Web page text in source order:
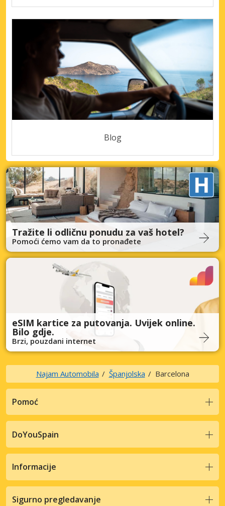
Blog
Tražite li odličnu ponudu za vaš hotel?
Pomoći ćemo vam da to pronađete
eSIM kartice za putovanja. Uvijek online.
Bilo gdje.
Brzi, pouzdani internet
Najam Automobila Španjolska Barcelona
Pomoć
DoYouSpain
Informacije
Sigurno pregledavanje